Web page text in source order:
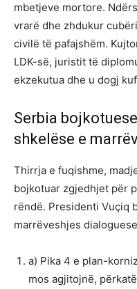
mbetjeve mortore.
vrarë dhe zhdukur
civilë të pafajshëm.
LDK-së, juristit të
ekzekutua dhe u dogj
Serbia
shkelëse e
Thirrja e fuqishme,
bojkotuar zgjedhjet për
rëndë. Presidenti Vuçiq
marrëveshjes
a) Pika 4 e plan-
mos agjitojnë,